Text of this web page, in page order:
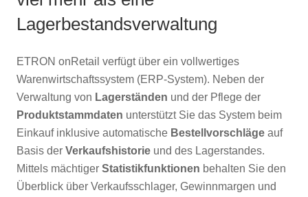
Lagerbestandsverwaltung
ETRON onRetail verfügt über ein vollwertiges
Warenwirtschaftssystem (ERP-System). Neben der
Verwaltung von Lagerständen und der Pflege der
Produktstammdaten unterstützt Sie das System beim
Einkauf inklusive automatische Bestellvorschläge auf
Basis der Verkaufshistorie und des Lagerstandes.
Mittels mächtiger Statistikfunktionen behalten Sie den
Überblick über Verkaufsschlager, Gewinnmargen und